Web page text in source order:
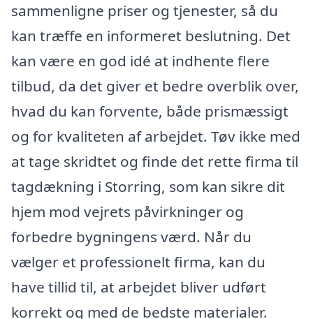
sammenligne priser og tjenester, så du
kan træffe en informeret beslutning. Det
kan være en god idé at indhente flere
tilbud, da det giver et bedre overblik over,
hvad du kan forvente, både prismæssigt
og for kvaliteten af arbejdet. Tøv ikke med
at tage skridtet og finde det rette firma til
tagdækning i Storring, som kan sikre dit
hjem mod vejrets påvirkninger og
forbedre bygningens værd. Når du
vælger et professionelt firma, kan du
have tillid til, at arbejdet bliver udført
korrekt og med de bedste materialer.